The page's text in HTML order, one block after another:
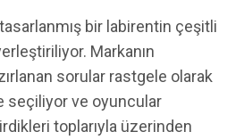
bir labirentin çeşitli
Markanın
sorular rastgele olarak
seçiliyor ve oyuncular
toplarıyla üzerinden